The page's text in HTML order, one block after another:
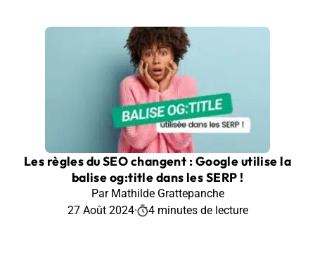
Les règles du SEO changent : Google utilise la
balise og:title dans les SERP !
Par Mathilde Grattepanche
27 Août 2024· 4 minutes de lecture